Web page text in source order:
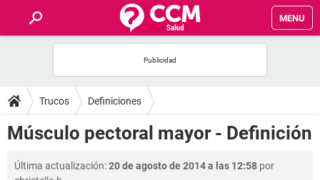
MENU
FOROS
SALUD
FAMILIA
Trucos Definiciones
Músculo pectoral mayor - Definición
Última actualización:20 de agosto de 2014 a las 12:58 por